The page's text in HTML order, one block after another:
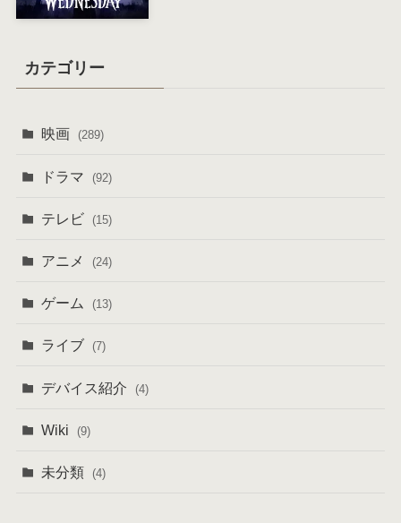
カテゴリー
映画 (289)
ドラマ (92)
テレビ (15)
アニメ (24)
ゲーム (13)
ライブ (7)
デバイス紹介 (4)
Wiki (9)
未分類 (4)